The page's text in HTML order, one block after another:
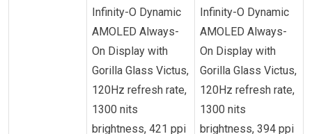
Infinity-O Dynamic
AMOLED Always-
On Display with
Gorilla Glass Victus,
120Hz refresh rate,
1300 nits
brightness, 421 ppi
Infinity-O Dynamic
AMOLED Always-
On Display with
Gorilla Glass Victus,
120Hz refresh rate,
1300 nits
brightness, 394 ppi